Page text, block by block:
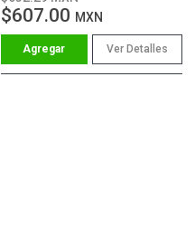
$607.00 MXN
Ver Detalles